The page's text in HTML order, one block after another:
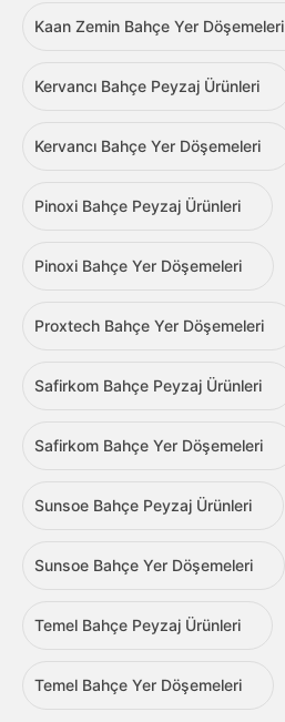
Kaan Zemin Bahçe Yer Döşemeleri
Kervancı Bahçe Peyzaj Ürünleri
Kervancı Bahçe Yer Döşemeleri
Pinoxi Bahçe Peyzaj Ürünleri
Pinoxi Bahçe Yer Döşemeleri
Proxtech Bahçe Yer Döşemeleri
Safirkom Bahçe Peyzaj Ürünleri
Safirkom Bahçe Yer Döşemeleri
Sunsoe Bahçe Peyzaj Ürünleri
Sunsoe Bahçe Yer Döşemeleri
Temel Bahçe Peyzaj Ürünleri
Temel Bahçe Yer Döşemeleri